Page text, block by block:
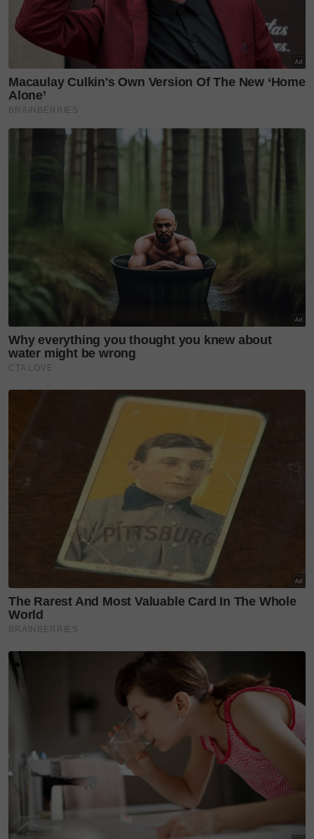
Teruskan membaca
usia 51 tahun, Kris Dayanti...
Kmy Kmo & Luca Sickta
bergabung dengan Niken
Cinta sempurna pada usia 61
'Saya rindukan anak-anak' –
Dua tahun terpisah, Aliff
Aziz...